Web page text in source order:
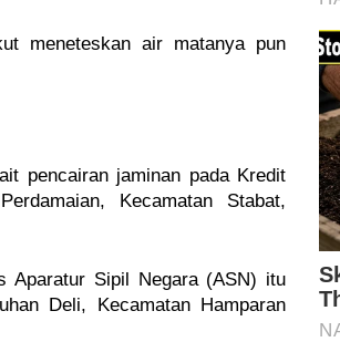
meneteskan air matanya pun
pencairan jaminan pada Kredit
Kecamatan Stabat,
Aparatur Sipil Negara (ASN) itu
Deli, Kecamatan Hamparan